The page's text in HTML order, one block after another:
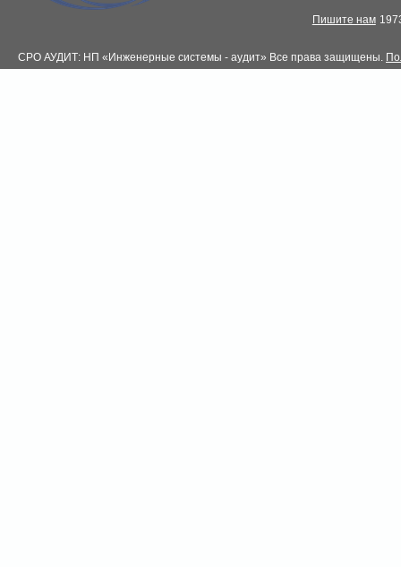
СРО АУДИТ: НП «Инженерные системы - аудит» Все права защищены.
Пишите нам